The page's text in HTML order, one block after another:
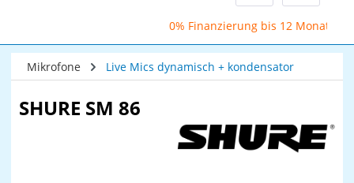
0% Finanzierung bis 12 Monate
Mikrofone Live Mics dynamisch + kondensator
SHURE SM 86